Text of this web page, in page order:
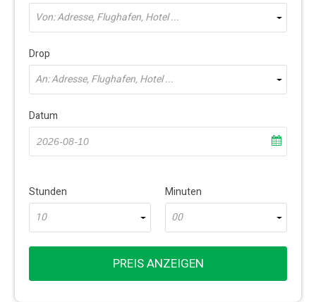
Von: Adresse, Flughafen, Hotel ...
Drop
An: Adresse, Flughafen, Hotel ...
Datum
Stunden
10
Minuten
00
PREIS ANZEIGEN